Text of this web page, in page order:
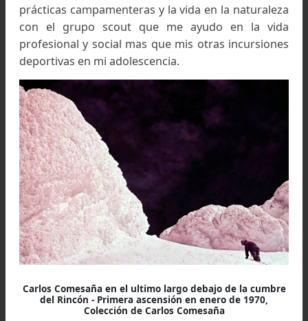
buenos escaladores argentinos como
Fonrouge, Insua, Carrera Pereyra, Quintas y
entre otros.
-¿Cuál era su motivación… qué lo
escalar?
El andinismo es una pasión que excede los
normales de un deporte. Es un
innegablemente, pero modela la
personalidad de quien lo practica intensamente,
forma indeleble.
En mi caso el andinismo fue la continuación de
prácticas campamenteras y la vida en la
con el grupo scout que me ayudo en la